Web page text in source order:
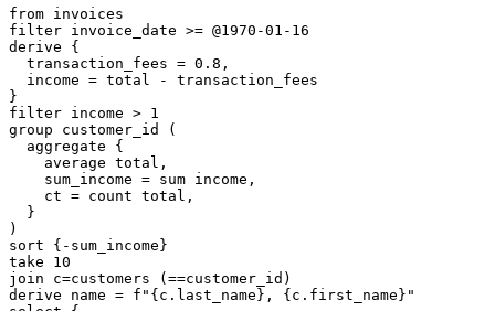
from invoices
filter invoice_date >= @1970 -01 - 16
derive
{
transaction_fees = 0 . 8 ,
income = total -
transaction_fees
}
filter income > 1
group
customer_id
(
aggregate
{
average total ,
sum_income = sum income ,
ct = count total ,
}
)
sort
{ - sum_income }
take
10
join
c=customers ( ==customer_id )
derive
name = f "{c.last_name}, {c.first_name}"